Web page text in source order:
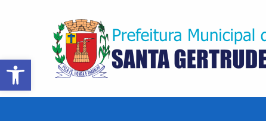
Barra de Ferramentas Aberta